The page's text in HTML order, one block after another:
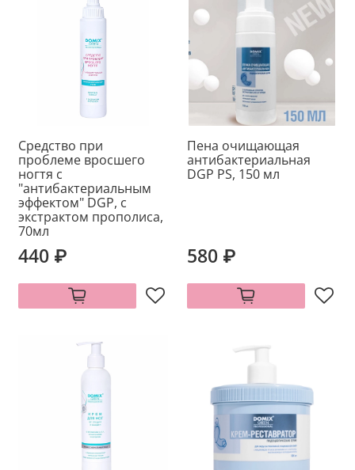
Средство при
проблеме вросшего
ногтя с
"антибактериальным
эффектом" DGP, с
экстрактом прополиса,
70мл
440 ₽
Пена очищающая
антибактериальная
DGP PS, 150 мл
580 ₽